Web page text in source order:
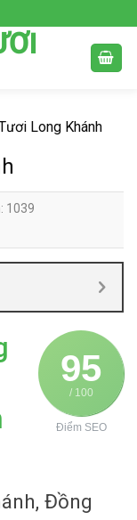
Long Khánh
1039
95
/ 100
Điểm SEO
Đồng